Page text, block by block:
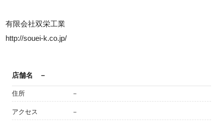
有限会社双栄工業
http://souei-k.co.jp/
店舗名 －
住所 －
アクセス －